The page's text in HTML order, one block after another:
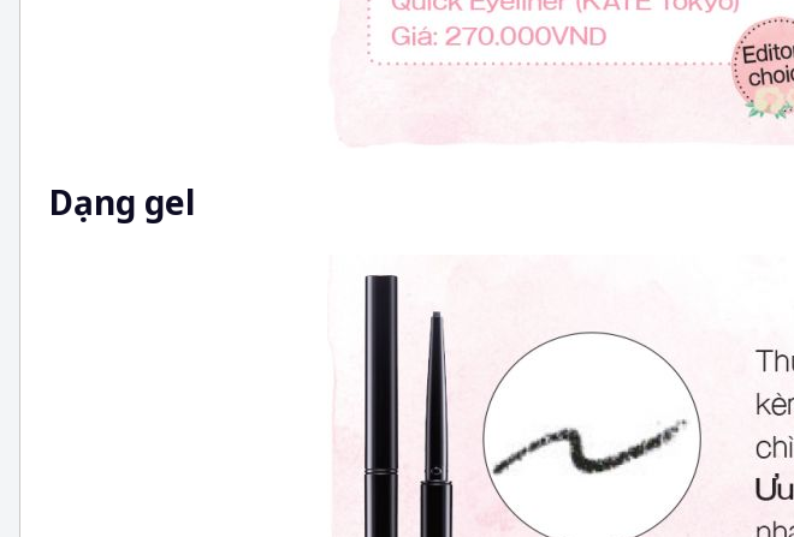
Dạng gel